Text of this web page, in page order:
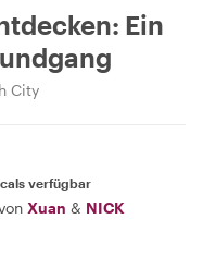
Ein
City
verfügbar
Xuan & NICK